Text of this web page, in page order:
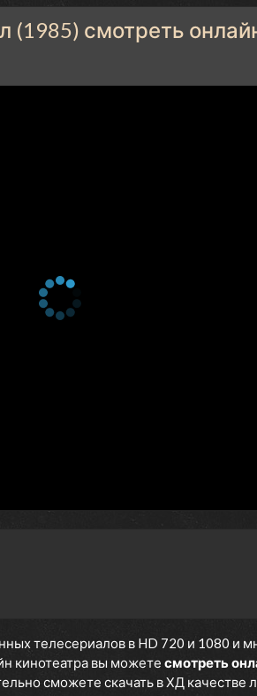
смотреть
телесериалов в HD 720 и 1080 и
кинотеатра вы можете смотреть
сможете скачать в ХД